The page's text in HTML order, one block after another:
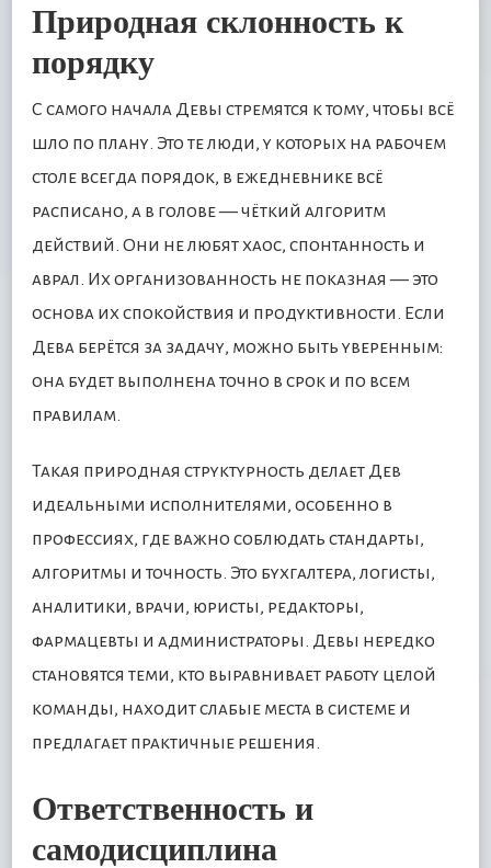
Природная склонность к
порядку
С самого начала Девы стремятся к тому, чтобы всё
шло по плану. Это те люди, у которых на рабочем
столе всегда порядок, в ежедневнике всё
расписано, а в голове — чёткий алгоритм
действий. Они не любят хаос, спонтанность и
аврал. Их организованность не показная — это
основа их спокойствия и продуктивности. Если
Дева берётся за задачу, можно быть уверенным:
она будет выполнена точно в срок и по всем
правилам.
Такая природная структурность делает Дев
идеальными исполнителями, особенно в
профессиях, где важно соблюдать стандарты,
алгоритмы и точность. Это бухгалтера, логисты,
аналитики, врачи, юристы, редакторы,
фармацевты и администраторы. Девы нередко
становятся теми, кто выравнивает работу целой
команды, находит слабые места в системе и
предлагает практичные решения.
Ответственность и
самодисциплина